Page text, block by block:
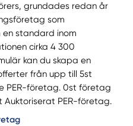
grundades redan år
som
standard inom
cirka 4 300
kan du skapa en
från upp till 5st
PER-företag. 0st företag
PER-företag.